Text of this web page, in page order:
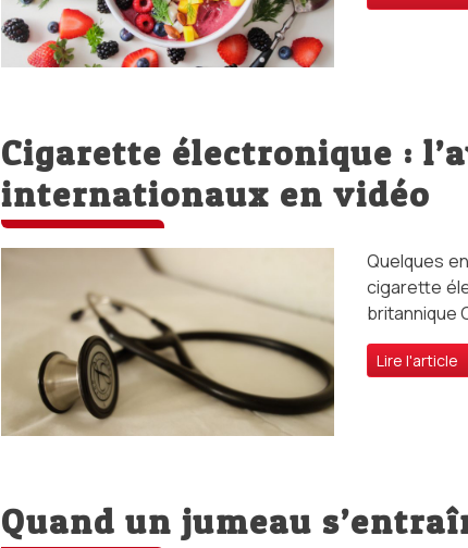
Cigarette électronique :
internationaux en vidéo
Quelques
cigarette
britannique
Lire l'article
Quand un jumeau